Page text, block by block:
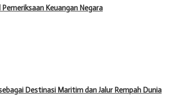
Pemeriksaan Keuangan Negara
Destinasi Maritim dan Jalur Rempah Dunia